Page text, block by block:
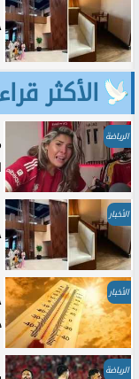
الأكثر
الرياضة
الأخبار
الأخبار
الرياضة